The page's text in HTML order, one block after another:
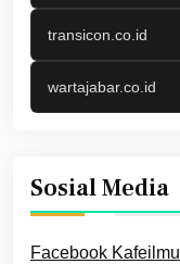
transicon.co.id
wartajabar.co.id
Sosial Media
Facebook Kafeilmu